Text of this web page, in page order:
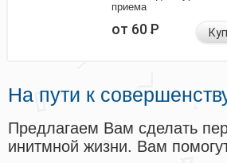
приема
от 60Р
На пути к
Предлагаем Вам сделать
инитмной жизни. Вам